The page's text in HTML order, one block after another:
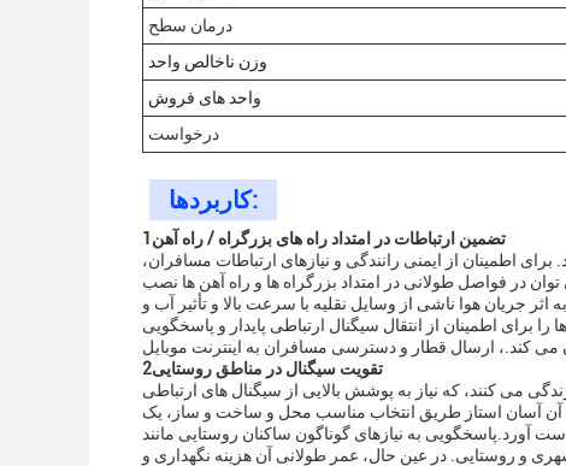
درمان سطح
وزن ناخالص واحد
واحد های فروش
درخواست
کاربردها:
1تضمین ارتباطات در امتداد راه های بزرگراه / راه آهن
اطمینان از ایمنی رانندگی و نیازهای ارتباطات مسافران،
در فواصل طولانی در امتداد بزرگراه ها و راه آهن ها نصب
جریان هوا ناشی از وسایل نقلیه با سرعت بالا و تأثیر آب و
برای اطمینان از انتقال سیگنال ارتباطی پایدار و پاسخگویی
2تقویت سیگنال در مناطق روستایی
می کنند، که نیاز به پوشش بالایی از سیگنال های ارتباطی
آن آسان استاز طریق انتخاب مناسب محل و ساخت و ساز، یک
آورد.پاسخگویی به نیازهای گوناگون ساکنان روستایی مانند
و روستایی. در عین حال، عمر طولانی آن هزینه نگهداری و